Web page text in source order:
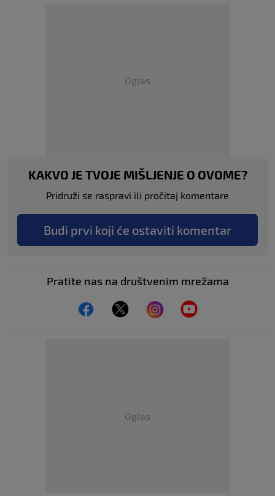
Oglas
KAKVO JE TVOJE MIŠLJENJE O OVOME?
Pridruži se raspravi ili pročitaj komentare
Budi prvi koji će ostaviti komentar
Pratite nas na društvenim mrežama
Oglas